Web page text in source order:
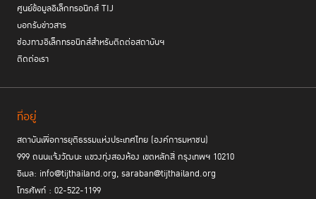
ศูนย์ข้อมูลอิเล็กทรอนิกส์ TIJ
บอกรับข่าวสาร
ช่องทางอิเล็กทรอนิกส์สำหรับติดต่อสถาบันฯ
ติดต่อเรา
ที่อยู่
สถาบันเพื่อการยุติธรรมแห่งประเทศไทย (องค์การมหาชน)
999 ถนนแจ้งวัฒนะ แขวงทุ่งสองห้อง เขตหลักสี่ กรุงเทพฯ 10210
อีเมล: info@tijthailand.org, saraban@tijthailand.org
โทรศัพท์ : 02-522-1199